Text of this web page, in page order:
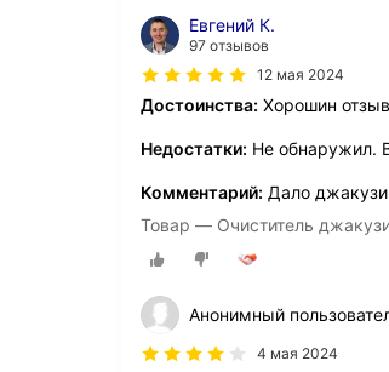
Евгений К.
97 отзывов
12 мая 2024
Достоинства: Хорошин
Недостатки: Не обнаружил.
Комментарий: Дало
Товар — Очиститель
Анонимный
4 мая 2024